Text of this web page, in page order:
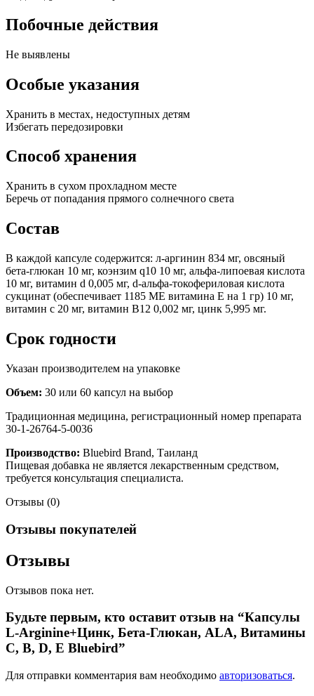
Побочные действия
Не выявлены
Особые указания
Хранить в местах, недоступных детям
Избегать передозировки
Способ хранения
Хранить в сухом прохладном месте
Беречь от попадания прямого солнечного света
Состав
В каждой капсуле содержится: л-аргинин 834 мг, овсяный
бета-глюкан 10 мг, коэнзим q10 10 мг, альфа-липоевая кислота
10 мг, витамин d 0,005 мг, d-альфа-токофериловая кислота
сукцинат (обеспечивает 1185 ME витамина E на 1 гр) 10 мг,
витамин c 20 мг, витамин B12 0,002 мг, цинк 5,995 мг.
Срок годности
Указан производителем на упаковке
Объем: 30 или 60 капсул на выбор
Традиционная медицина, регистрационный номер препарата
30-1-26764-5-0036
Производство: Bluebird Brand, Таиланд
Пищевая добавка не является лекарственным средством,
требуется консультация специалиста.
Отзывы (0)
Отзывы покупателей
Отзывы
Отзывов пока нет.
Будьте первым, кто оставит отзыв на “Капсулы
L-Arginine+Цинк, Бета-Глюкан, ALA, Витамины
C, B, D, E Bluebird”
Для отправки комментария вам необходимо авторизоваться.